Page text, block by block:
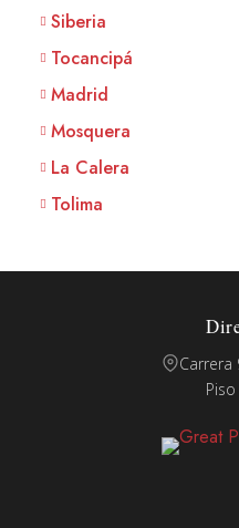
Siberia
Tocancipá
Madrid
Mosquera
La Calera
Tolima
Carrera